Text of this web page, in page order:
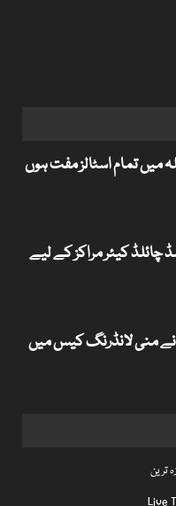
میں تمام اسٹالز مفت ہوں
چائلڈ کیئر مراکز کے لیے
منی لانڈرنگ کیس میں
ترین
Live